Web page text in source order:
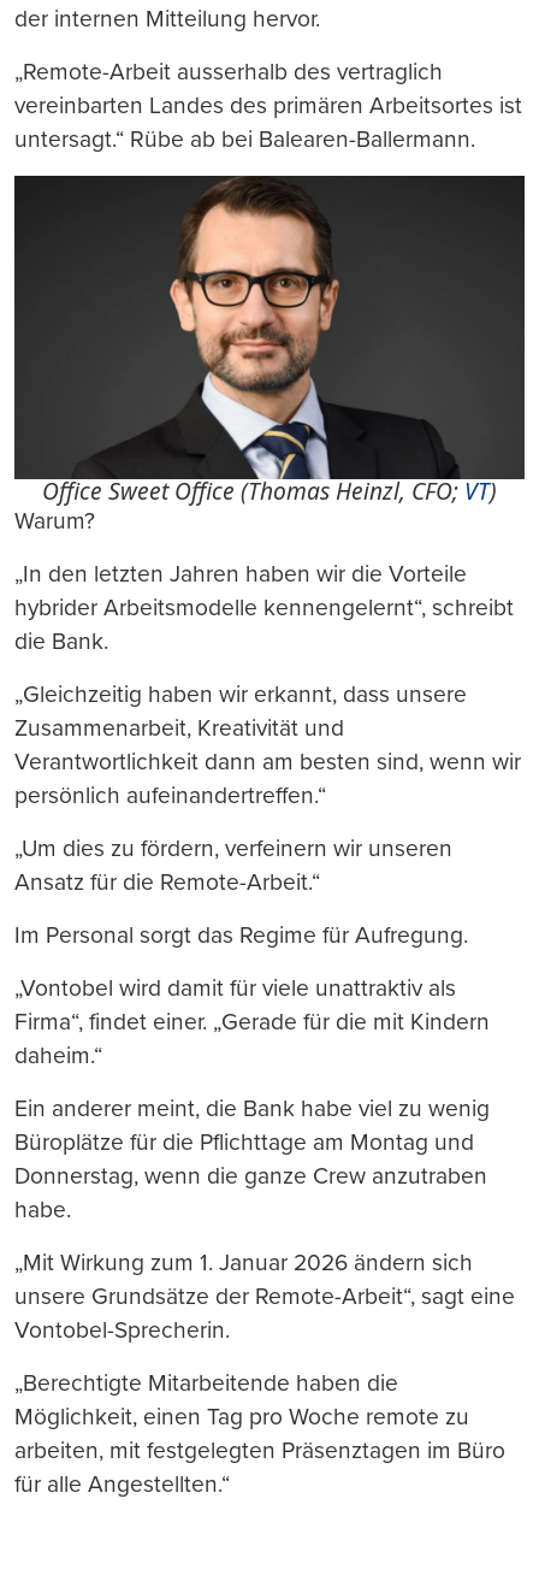
der internen Mitteilung hervor.
„Remote-Arbeit ausserhalb des vertraglich
vereinbarten Landes des primären Arbeitsortes ist
untersagt.“ Rübe ab bei Balearen-Ballermann.
Office Sweet Office (Thomas Heinzl, CFO;VT)
Warum?
„In den letzten Jahren haben wir die Vorteile
hybrider Arbeitsmodelle kennengelernt“, schreibt
die Bank.
„Gleichzeitig haben wir erkannt, dass unsere
Zusammenarbeit, Kreativität und
Verantwortlichkeit dann am besten sind, wenn wir
persönlich aufeinandertreffen.“
„Um dies zu fördern, verfeinern wir unseren
Ansatz für die Remote-Arbeit.“
Im Personal sorgt das Regime für Aufregung.
„Vontobel wird damit für viele unattraktiv als
Firma“, findet einer. „Gerade für die mit Kindern
daheim.“
Ein anderer meint, die Bank habe viel zu wenig
Büroplätze für die Pflichttage am Montag und
Donnerstag, wenn die ganze Crew anzutraben
habe.
„Mit Wirkung zum 1. Januar 2026 ändern sich
unsere Grundsätze der Remote-Arbeit“, sagt eine
Vontobel-Sprecherin.
„Berechtigte Mitarbeitende haben die
Möglichkeit, einen Tag pro Woche remote zu
arbeiten, mit festgelegten Präsenztagen im Büro
für alle Angestellten.“